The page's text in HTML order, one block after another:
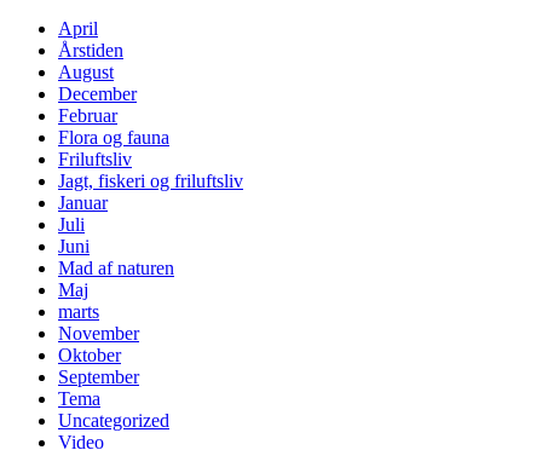
April
Årstiden
August
December
Februar
Flora og fauna
Friluftsliv
Jagt, fiskeri og friluftsliv
Januar
Juli
Juni
Mad af naturen
Maj
marts
November
Oktober
September
Tema
Uncategorized
Video